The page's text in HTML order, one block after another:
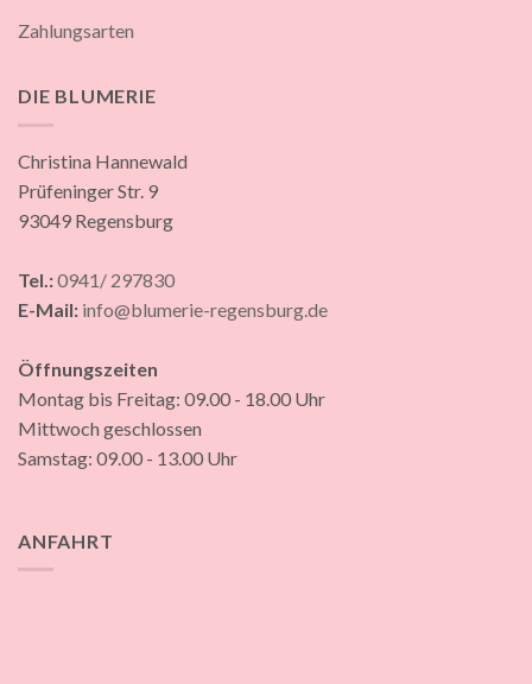
Zahlungsarten
DIE BLUMERIE
Christina Hannewald
Prüfeninger Str. 9
93049 Regensburg
Tel.:0941/ 297830
E-Mail: info@blumerie-regensburg.de
Öffnungszeiten
Montag bis Freitag: 09.00 - 18.00 Uhr
Mittwoch geschlossen
Samstag: 09.00 - 13.00 Uhr
ANFAHRT